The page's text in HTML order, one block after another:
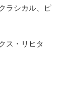
ラシカル、ピ
ス・リヒタ